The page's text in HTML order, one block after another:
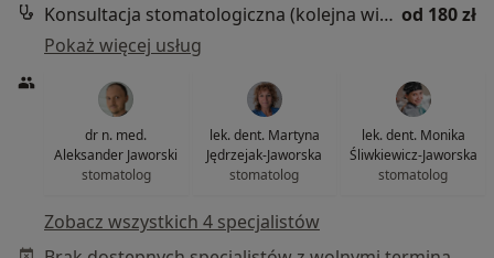
Konsultacja stomatologiczna (kolejna wizyta) od 180 zł
Pokaż więcej usług
dr n. med.
Aleksander Jaworski
stomatolog
lek. dent. Martyna
Jędrzejak-Jaworska
stomatolog
lek. dent. Monika
Śliwkiewicz-Jaworska
stomatolog
Zobacz wszystkich 4 specjalistów